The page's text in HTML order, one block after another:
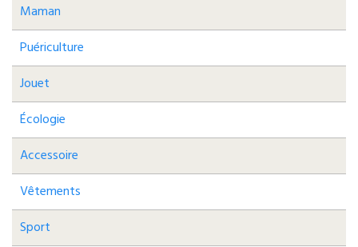
Maman
Puériculture
Jouet
Écologie
Accessoire
Vêtements
Sport